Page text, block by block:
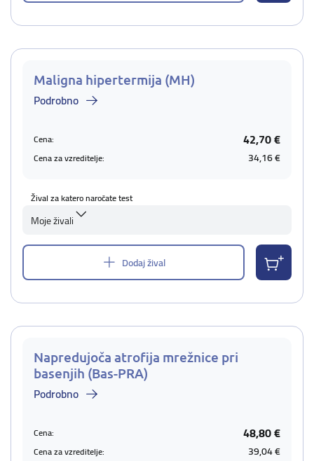
Maligna hipertermija (MH)
Podrobno
Cena: 42,70 €
Cena za vzreditelje: 34,16 €
Žival za katero naročate test
Moje živali
Dodaj žival
Napredujoča atrofija mrežnice pri
basenjih (Bas-PRA)
Podrobno
Cena: 48,80 €
Cena za vzreditelje: 39,04 €